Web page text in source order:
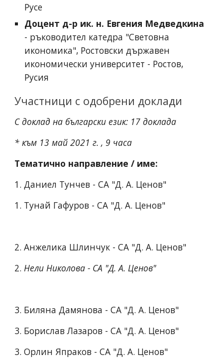
Русе
Доцент д-р ик. н. Евгения Медведкина
- ръководител катедра "Световна
икономика", Ростовски държавен
икономически университет - Ростов,
Русия
Участници с одобрени доклади
С доклад на български език: 17 доклада
* към 13 май 2021 г. , 9 часа
Тематично направление / име:
1. Даниел Тунчев - СА "Д. А. Ценов"
1. Тунай Гафуров - СА "Д. А. Ценов"
2. Анжелика Шлинчук - СА "Д. А. Ценов"
2. Нели Николова - СА "Д. А. Ценов"
3. Биляна Дамянова - СА "Д. А. Ценов"
3. Борислав Лазаров - СА "Д. А. Ценов"
3. Орлин Япраков - СА "Д. А. Ценов"